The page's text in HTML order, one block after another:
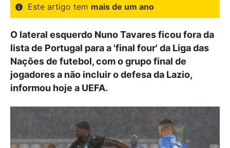
Este artigo tem mais de um ano
O lateral esquerdo Nuno Tavares ficou fora da
lista de Portugal para a 'final four' da Liga das
Nações de futebol, com o grupo final de
jogadores a não incluir o defesa da Lazio,
informou hoje a UEFA.